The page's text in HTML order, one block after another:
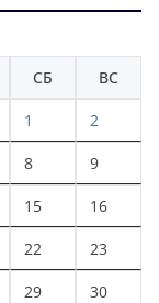
СБ ВС
1 2
8 9
15 16
22 23
29 30